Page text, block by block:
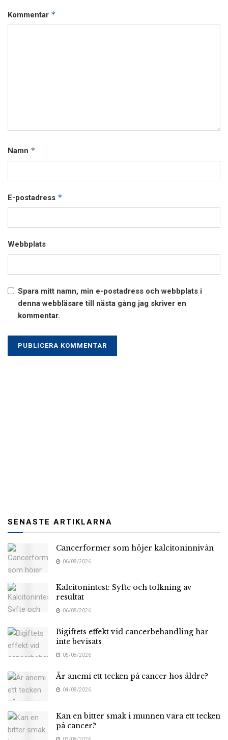
Kommentar *
Namn *
E-postadress *
Webbplats
Spara mitt namn, min e-postadress och webbplats i
denna webbläsare till nästa gång jag skriver en
kommentar.
SENASTE ARTIKLARNA
Cancerformer som höjer kalcitoninnivån
06/08/2026
Kalcitonintest: Syfte och tolkning av
resultat
06/08/2026
Bigiftets effekt vid cancerbehandling har
inte bevisats
05/08/2026
Är anemi ett tecken på cancer hos äldre?
04/08/2026
Kan en bitter smak i munnen vara ett tecken
på cancer?